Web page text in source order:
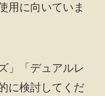
用に向いていま
」「デュアルレ
に検討してくだ